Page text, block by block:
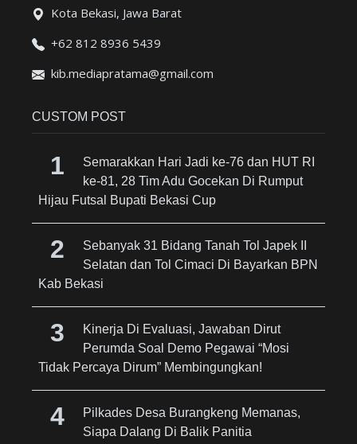
Kota Bekasi, Jawa Barat
+62 812 8936 5439
kib.mediapratama@gmail.com
CUSTOM POST
Semarakkan Hari Jadi ke-76 dan HUT RI
ke-81, 28 Tim Adu Gocekan Di Rumput
Hijau Futsal Bupati Bekasi Cup
Sebanyak 31 Bidang Tanah Tol Japek II
Selatan dan Tol Cimaci Di Bayarkan BPN
Kab Bekasi
Kinerja Di Evaluasi, Jawaban Dirut
Perumda Soal Demo Pegawai “Mosi
Tidak Percaya Dirum” Membingungkan!
Pilkades Desa Burangkeng Memanas,
Siapa Dalang Di Balik Panitia